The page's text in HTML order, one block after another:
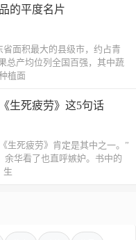
的平度名片
面积最大的县级市，约占青
总产均位列全国百强，其中蔬
植面
生死疲劳》这5句话
生死疲劳》肯定是其中之一。”
余华看了也直呼嫉妒。书中的
生